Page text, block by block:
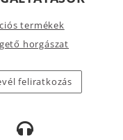
termékek
horgászat
feliratkozás